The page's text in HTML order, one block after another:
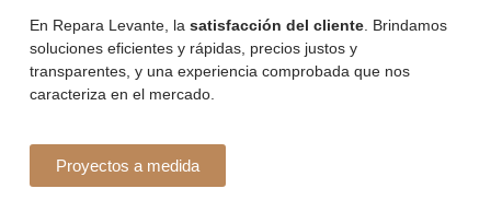
En Repara Levante, la satisfacción del cliente. Brindamos
soluciones eficientes y rápidas, precios justos y
transparentes, y una experiencia comprobada que nos
caracteriza en el mercado.
Proyectos a medida